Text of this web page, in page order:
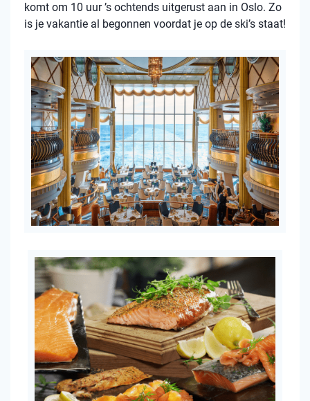
komt om 10 uur ’s ochtends uitgerust aan in Oslo. Zo
is je vakantie al begonnen voordat je op de ski’s staat!